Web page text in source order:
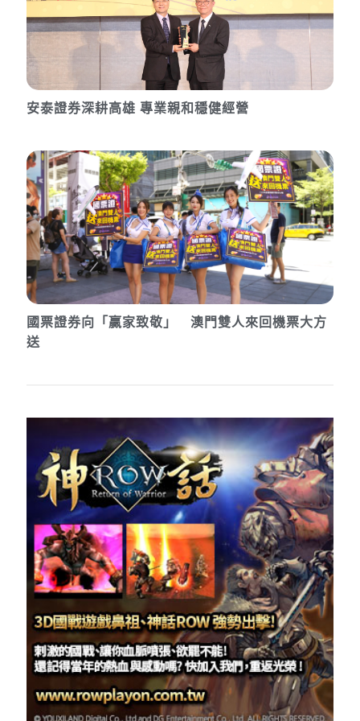
安泰證券深耕高雄 專業親和穩健經營
國票證券向「贏家致敬」 澳門雙人來回機票大方
送